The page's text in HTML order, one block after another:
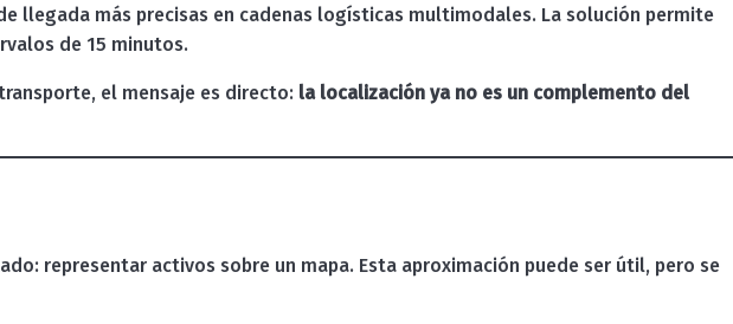
llegada más precisas en cadenas logísticas multimodales. La solución permite
de 15 minutos.
el mensaje es directo: la localización ya no es un complemento del
representar activos sobre un mapa. Esta aproximación puede ser útil, pero se